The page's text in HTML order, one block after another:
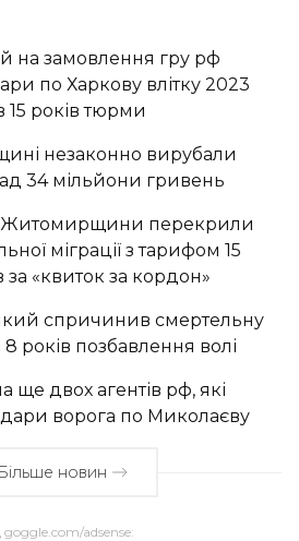
на замовлення гру рф
по Харкову влітку 2023
15 років тюрми
незаконно вирубали
34 мільйони гривень
Житомирщини перекрили
міграції з тарифом 15
за «квиток за кордон»
спричинив смертельну
років позбавлення волі
ще двох агентів рф, які
ворога по Миколаєву
Більше новин
adsense: